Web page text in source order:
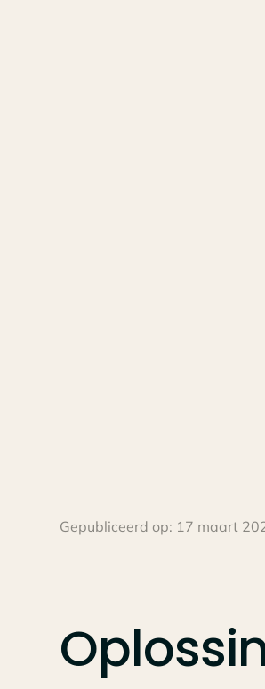
Gepubliceerd op: 17 maart